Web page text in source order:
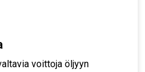
voittoja öljyyn